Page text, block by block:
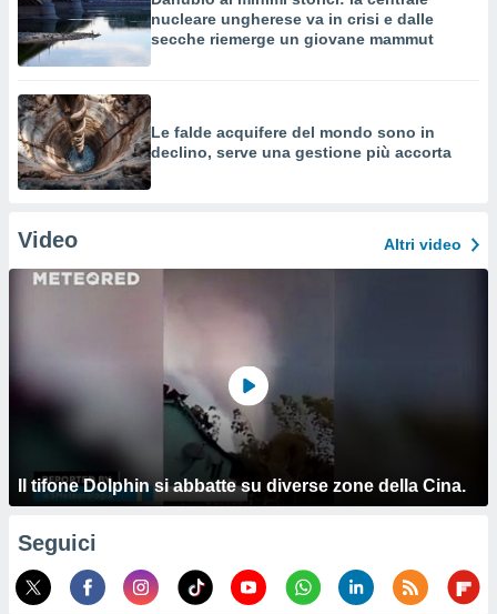
nucleare ungherese va in crisi e dalle
secche riemerge un giovane mammut
Le falde acquifere del mondo sono in
declino, serve una gestione più accorta
Video Altri video
Il tifone Dolphin si abbatte su diverse zone della Cina.
Seguici